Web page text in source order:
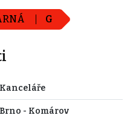
G
Kanceláře
Brno - Komárov